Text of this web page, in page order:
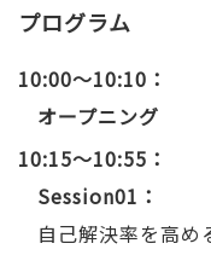
プログラム
10:00～10:10
オープニング
10:15～10:55
Session01：
自己解決率を高め